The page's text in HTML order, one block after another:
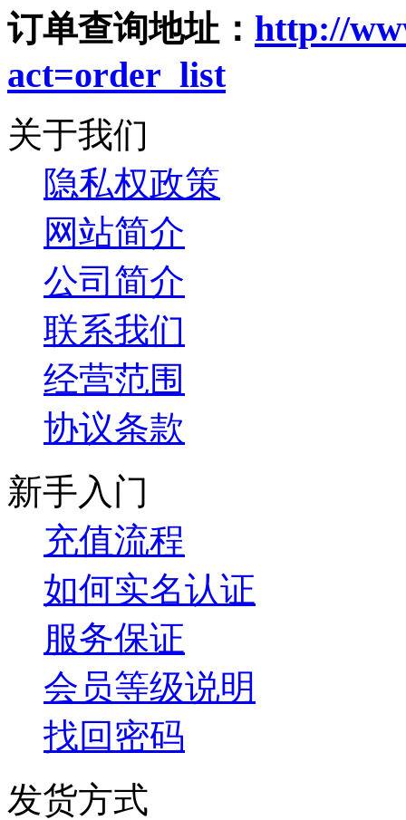
订单查询地址： http://
act=order_list
关于我们
隐私权政策
网站简介
公司简介
联系我们
经营范围
协议条款
新手入门
充值流程
如何实名认证
服务保证
会员等级说明
找回密码
发货方式